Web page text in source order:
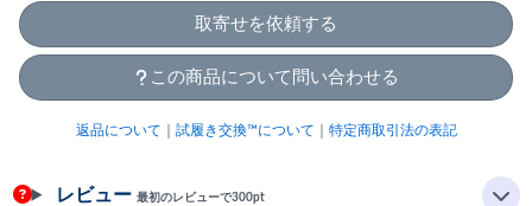
取寄せを依頼する
この商品について問い合わせる
返品について 試履き交換™について 特定商取引法の表記
レビュー 最初のレビューで300pt